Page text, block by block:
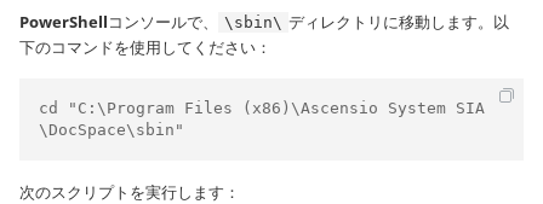
PowerShellコンソールで、 \sbin\ ディレクトリに移動します。以
下のコマンドを使用してください：
cd "C:\Program Files (x86)\Ascensio System SIA
\DocSpace\sbin"
次のスクリプトを実行します：